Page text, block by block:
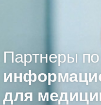
Партнеры
для